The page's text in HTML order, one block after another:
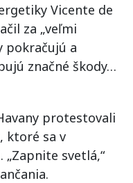
Vicente de
za „veľmi
pokračujú a
značné škody…
protestovali
ktoré sa v
svetlá,“